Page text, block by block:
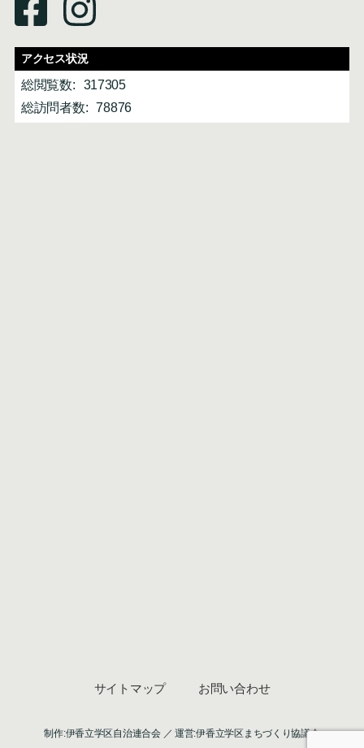
アクセス状況
総閲覧数:
317305
総訪問者数:
78876
サイトマップ お問い合わせ
制作:伊香立学区自治連合会 ／ 運営:伊香立学区まちづくり協議会